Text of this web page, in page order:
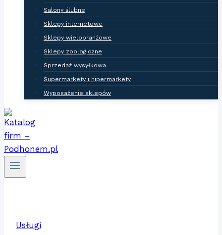
Salony ślubne
Sklepy internetowe
Sklepy wielobranżowe
Sklepy zoologiczne
Sprzedaż wysyłkowa
Supermarkety i hipermarkety
Wyposażenie sklepów
Usługi